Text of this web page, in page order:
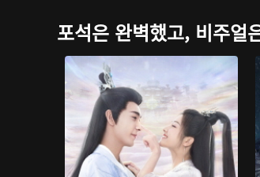
포석은 완벽했고, 비주얼